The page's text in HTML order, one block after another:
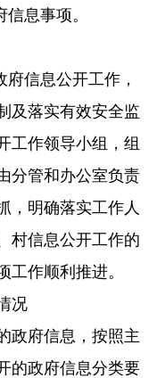
息事项。
信息公开工作，
及落实有效安全监
工作领导小组，组
分管和办公室负责
，明确落实工作人
村信息公开工作的
工作顺利推进。
况
政府信息，按照主
的政府信息分类要